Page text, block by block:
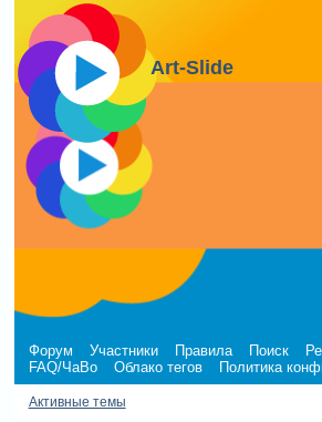
Art-Slide
Форум Участники Правила Поиск
FAQ/ЧаВо
Облако тегов Политика
Активные темы